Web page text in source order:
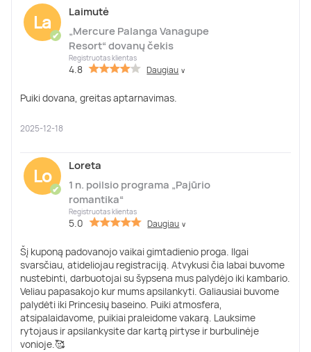
La
✔
Laimutė
„Mercure Palanga Vanagupe
Resort“ dovanų čekis
Registruotas klientas
4.8 Daugiau ∨
Puiki dovana, greitas aptarnavimas.
2025-12-18
Lo
✔
Loreta
1 n. poilsio programa „Pajūrio
romantika“
Registruotas klientas
5.0 Daugiau ∨
Šį kuponą padovanojo vaikai gimtadienio proga. Ilgai
svarsčiau, atideliojau registraciją. Atvykusi čia labai buvome
nustebinti, darbuotojai su šypsena mus palydėjo iki kambario.
Veliau papasakojo kur mums apsilankyti. Galiausiai buvome
palydėti iki Princesių baseino. Puiki atmosfera,
atsipalaidavome, puikiai praleidome vakarą. Lauksime
rytojaus ir apsilankysite dar kartą pirtyse ir burbulinėje
vonioje.🥰